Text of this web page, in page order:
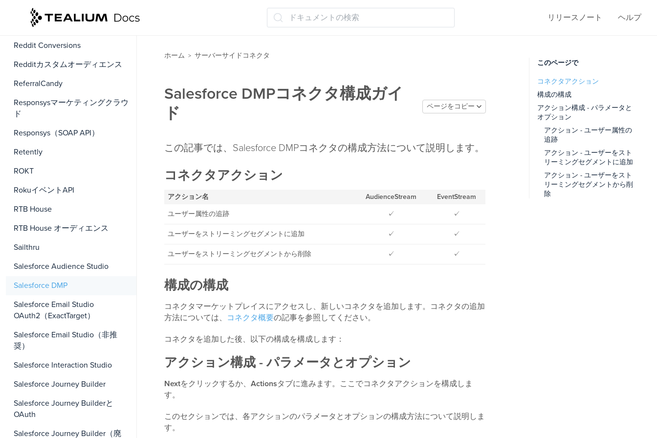
ドキュメントの検索 リリースノート ヘルプ
Qualtrics XMディレクトリ
Quantcast Audiences
Reddit Conversions
Redditカスタムオーディエンス
ReferralCandy
Responsysマーケティングクラウ
ド
Responsys（SOAP API）
Retently
ROKT
RokuイベントAPI
RTB House
RTB House オーディエンス
Sailthru
Salesforce Audience Studio
Salesforce DMP
Salesforce Email Studio
OAuth2（ExactTarget）
Salesforce Email Studio（非推
奨）
Salesforce Interaction Studio
Salesforce Journey Builder
Salesforce Journey Builderと
OAuth
Salesforce Journey Builder（廃
ホーム > サーバーサイドコネクタ
Salesforce DMPコネクタ構成ガイ
ド
ページをコピー
この記事では、Salesforce DMPコネクタの構成方法について説明します。
コネクタアクション
アクション名 AudienceStream EventStream
ユーザー属性の追跡 ✓ ✓
ユーザーをストリーミングセグメントに追加 ✓ ✓
ユーザーをストリーミングセグメントから削除 ✓ ✓
構成の構成
コネクタマーケットプレイスにアクセスし、新しいコネクタを追加します。コネクタの追加
方法については、 コネクタ概要の記事を参照してください。
コネクタを追加した後、以下の構成を構成します：
アクション構成 - パラメータとオプション
Nextをクリックするか、 Actionsタブに進みます。ここでコネクタアクションを構成しま
す。
このセクションでは、各アクションのパラメータとオプションの構成方法について説明しま
す。
このページで
コネクタアクション
構成の構成
アクション構成 - パラメータと
オプション
アクション - ユーザー属性の
追跡
アクション - ユーザーをスト
リーミングセグメントに追加
アクション - ユーザーをスト
リーミングセグメントから削
除